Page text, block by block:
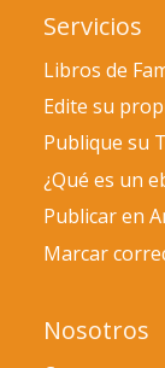
Servicios
Libros de
Edite su
Publique su
¿Qué es un
Publicar en
Marcar
Nosotros